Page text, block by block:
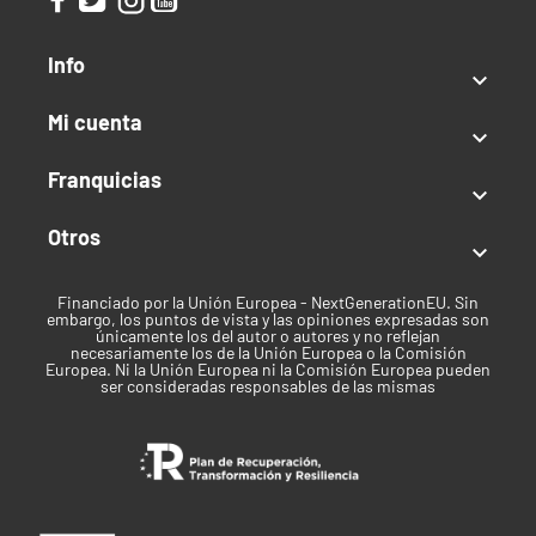
Uso recomendado
Recreativo
Tiempo de cosecha
Mediados de Octubre
Marca
EVA Seeds
Mes de cosecha en Exterior
Info

Mi cuenta

Franquicias

Otros

Financiado por la Unión Europea - NextGenerationEU. Sin
embargo, los puntos de vista y las opiniones expresadas son
únicamente los del autor o autores y no reflejan
necesariamente los de la Unión Europea o la Comisión
Europea. Ni la Unión Europea ni la Comisión Europea pueden
ser consideradas responsables de las mismas